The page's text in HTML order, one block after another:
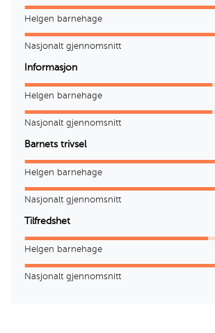
Helgen barnehage
Nasjonalt gjennomsnitt
Informasjon
Helgen barnehage
Nasjonalt gjennomsnitt
Barnets trivsel
Helgen barnehage
Nasjonalt gjennomsnitt
Tilfredshet
Helgen barnehage
Nasjonalt gjennomsnitt